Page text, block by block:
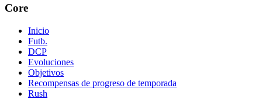
Core
Inicio
Futb.
DCP
Evoluciones
Objetivos
Recompensas de progreso de temporada
Rush